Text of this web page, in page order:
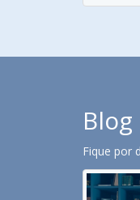
Fique por